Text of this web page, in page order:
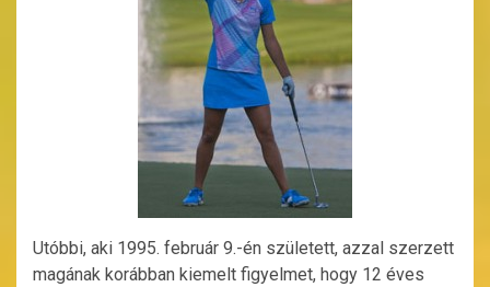
Utóbbi, aki 1995. február 9.-én született, azzal szerzett
magának korábban kiemelt figyelmet, hogy 12 éves